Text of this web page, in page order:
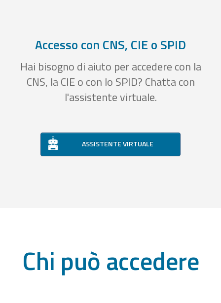
Accesso con CNS, CIE o SPID
Hai bisogno di aiuto per accedere con la
CNS, la CIE o con lo SPID? Chatta con
l'assistente virtuale.
ASSISTENTE VIRTUALE
Chi può accedere